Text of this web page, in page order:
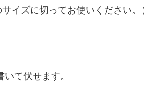
イズに切ってお使いください。
て伏せます。